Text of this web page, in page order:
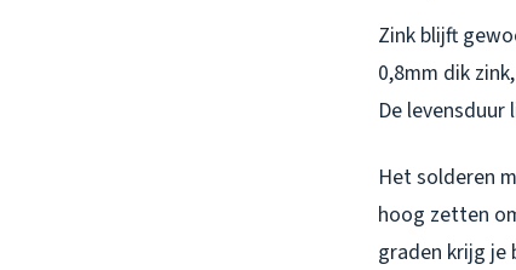
Zink blijft
0,8mm dik
De
Het solderen
hoog zetten
graden krijg je